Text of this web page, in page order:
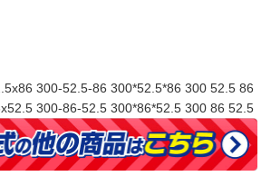
300-52.5-86 300*52.5*86 300 52.5 86
300-86-52.5 300*86*52.5 300 86 52.5